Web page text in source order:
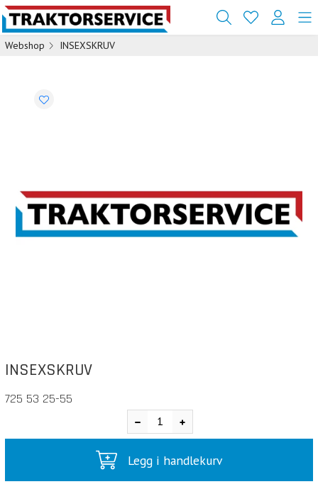
Webshop INSEXSKRUV
INSEXSKRUV
725 53 25-55
Legg i handlekurv